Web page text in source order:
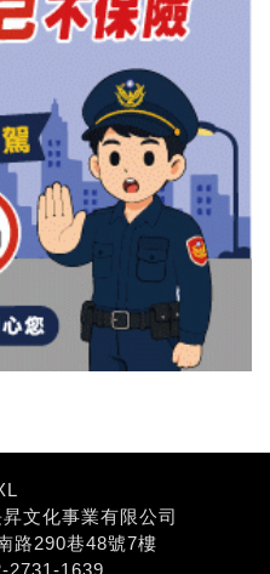
文化事業有限公司
路290巷48號7樓
2731-1639